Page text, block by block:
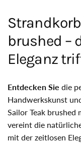
brushed –
Eleganz
Entdecken Sie die
Handwerkskunst
Sailor Teak brushed
vereint die
mit der zeitlosen